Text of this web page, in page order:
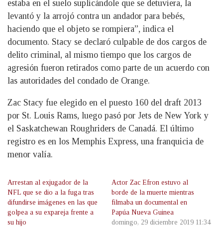
estaba en el suelo suplicándole que se detuviera, la
levantó y la arrojó contra un andador para bebés,
haciendo que el objeto se rompiera”, indica el
documento. Stacy se declaró culpable de dos cargos de
delito criminal, al mismo tiempo que los cargos de
agresión fueron retirados como parte de un acuerdo con
las autoridades del condado de Orange.
Zac Stacy fue elegido en el puesto 160 del draft 2013
por St. Louis Rams, luego pasó por Jets de New York y
el Saskatchewan Roughriders de Canadá. El último
registro es en los Memphis Express, una franquicia de
menor valía.
Arrestan al exjugador de la
NFL que se dio a la fuga tras
difundirse imágenes en las que
golpea a su expareja frente a
su hijo
Actor Zac Efron estuvo al
borde de la muerte mientras
filmaba un documental en
Papúa Nueva Guinea
domingo, 29 diciembre 2019 11:34